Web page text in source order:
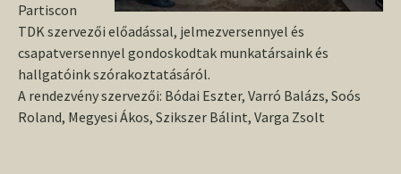
Partiscon
TDK szervezői előadással, jelmezversennyel és
csapatversennyel gondoskodtak munkatársaink és
hallgatóink szórakoztatásáról.
A rendezvény szervezői: Bódai Eszter, Varró Balázs, Soós
Roland, Megyesi Ákos, Szikszer Bálint, Varga Zsolt